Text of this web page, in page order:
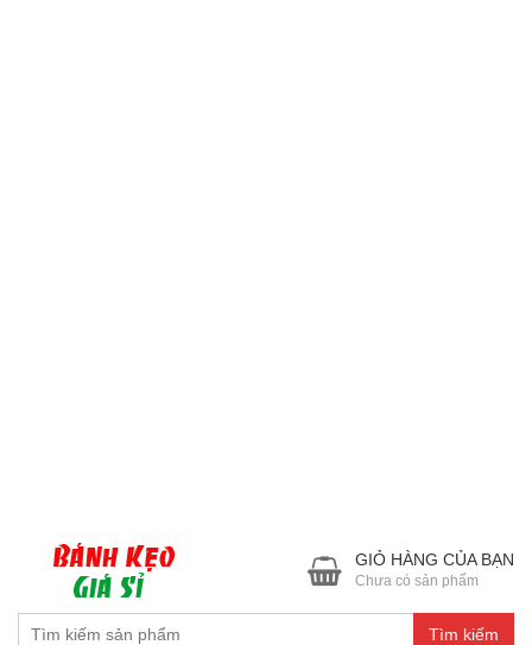
Tìm kiếm
GIỎ HÀNG CỦA BẠN
Chưa có sản phẩm